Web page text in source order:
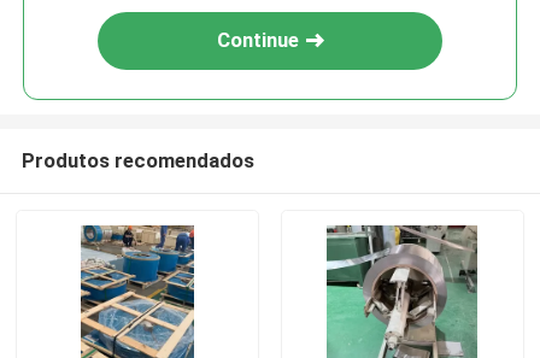
Continue
Produtos recomendados